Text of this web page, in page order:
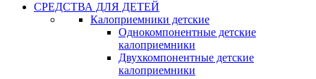
СРЕДСТВА ДЛЯ ДЕТЕЙ
Калоприемники детские
Однокомпонентные детские
калоприемники
Двухкомпонентные детские
калоприемники